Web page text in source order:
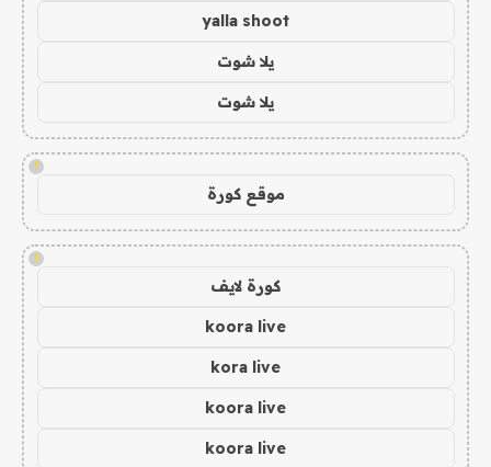
yalla shoot
يلا شوت
يلا شوت
!
موقع كورة
!
كورة لايف
koora live
kora live
koora live
koora live